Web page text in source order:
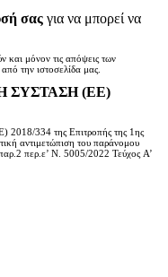
σας για να μπορεί να
και μόνον τις απόψεις των
την ιστοσελίδα μας.
(ΕΕ)
2018/334 της Επιτροπής της 1ης
αντιμετώπιση του παράνομου
περ.ε’ Ν. 5005/2022 Τεύχος A’